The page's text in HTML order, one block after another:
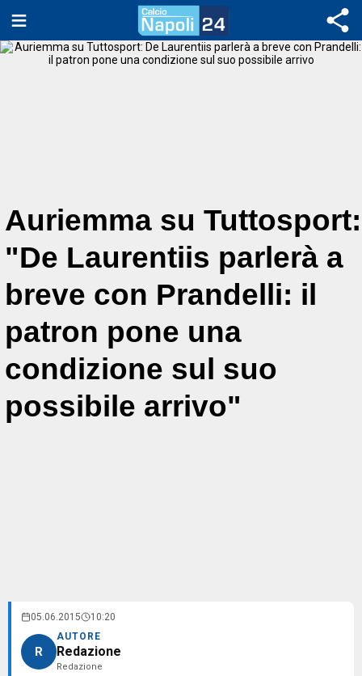
Auriemma su Tuttosport:
"De Laurentiis parlerà a
breve con Prandelli: il
patron pone una
condizione sul suo
possibile arrivo"
05.06.2015 10:20
R
AUTORE
Redazione
Redazione